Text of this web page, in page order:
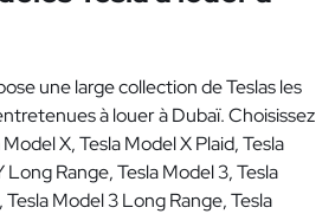
une large collection de Teslas les
à louer à Dubaï. Choisissez
X, Tesla Model X Plaid, Tesla
Long Range, Tesla Model 3, Tesla
Model 3 Long Range, Tesla